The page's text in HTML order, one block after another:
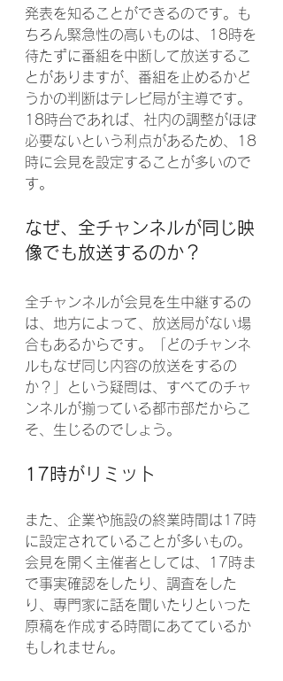
発表を知ることができるのです。も
ちろん緊急性の高いものは、18時を
待たずに番組を中断して放送するこ
とがありますが、番組を止めるかど
うかの判断はテレビ局が主導です。
18時台であれば、社内の調整がほぼ
必要ないという利点があるため、18
時に会見を設定することが多いので
す。
なぜ、全チャンネルが同じ映
像でも放送するのか？
全チャンネルが会見を生中継するの
は、地方によって、放送局がない場
合もあるからです。「どのチャンネ
ルもなぜ同じ内容の放送をするの
か？」という疑問は、すべてのチャ
ンネルが揃っている都市部だからこ
そ、生じるのでしょう。
17時がリミット
また、企業や施設の終業時間は17時
に設定されていることが多いもの。
会見を開く主催者としては、17時ま
で事実確認をしたり、調査をした
り、専門家に話を聞いたりといった
原稿を作成する時間にあてているか
もしれません。